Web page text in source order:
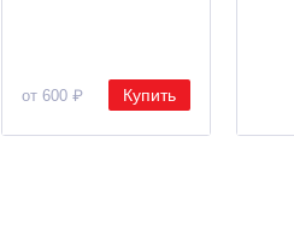
от 600 ₽ Купить